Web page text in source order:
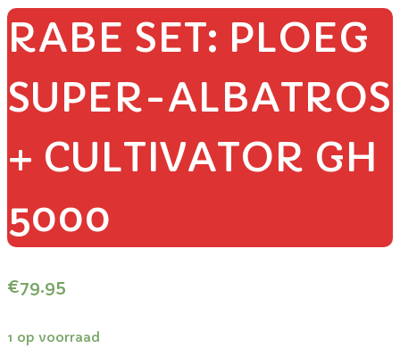
RABE SET: PLOEG
SUPER-ALBATROS
+ CULTIVATOR GH
5000
€79.95
1 op voorraad